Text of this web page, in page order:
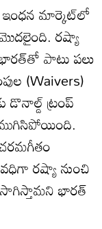
మార్కెట్‌లో
మొదలైంది. రష్యా
పాటు పలు
(Waivers)
డొనాల్డ్ ట్రంప్
రష్యా నుంచి
భారత్